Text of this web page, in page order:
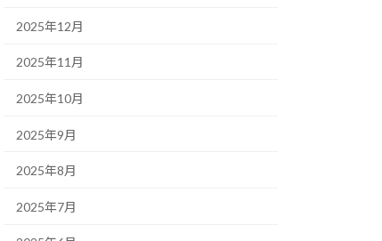
2025年12月
2025年11月
2025年10月
2025年9月
2025年8月
2025年7月